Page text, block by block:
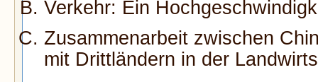
Verkehr: Ein
Zusammenarbeit zwischen
mit Drittländern in der